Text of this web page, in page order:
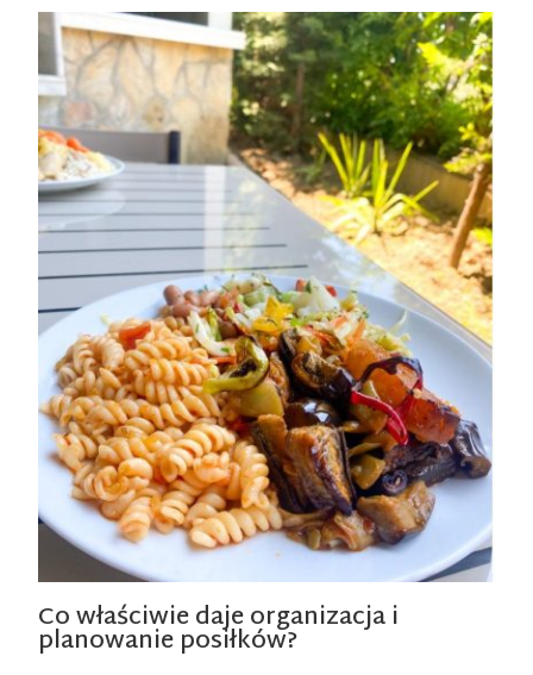
Co właściwie daje organizacja i
planowanie posiłków?